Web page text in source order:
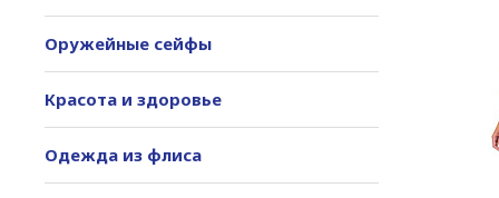
Оружейные сейфы
Красота и здоровье
Одежда из флиса